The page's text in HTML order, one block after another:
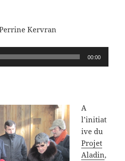
Kervran
00:00
A
l’initiat
ive du
Projet
Aladin,